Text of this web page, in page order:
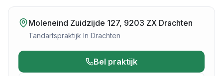
Moleneind Zuidzijde 127, 9203 ZX Drachten
Tandartspraktijk In Drachten
Bel praktijk